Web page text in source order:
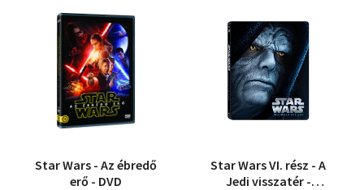
Társadalomtudomány
Természettudomány
Történelem
Star Wars - Az ébredő
erő - DVD
Star Wars VI. rész - A
Jedi visszatér -